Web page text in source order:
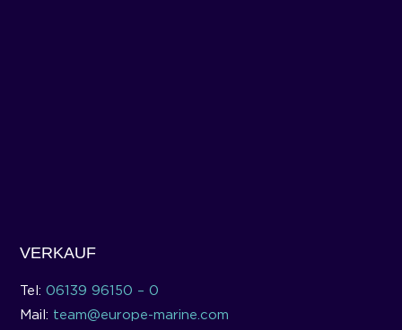
VERKAUF
Tel:06139 96150 – 0
Mail: team@europe-marine.com